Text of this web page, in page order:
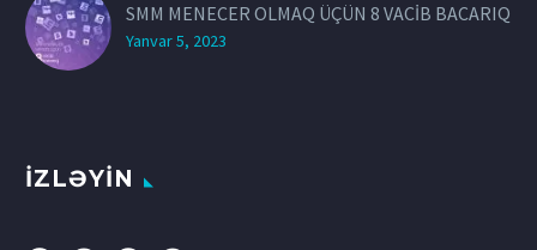
SMM MENECER OLMAQ ÜÇÜN 8 VACİB BACARIQ
Yanvar 5, 2023
İZLƏYİN